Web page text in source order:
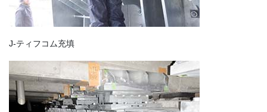
J-ティフコム充填